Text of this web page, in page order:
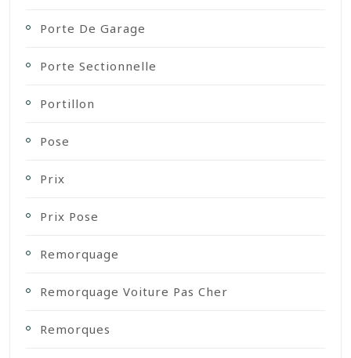
Porte De Garage
Porte Sectionnelle
Portillon
Pose
Prix
Prix Pose
Remorquage
Remorquage Voiture Pas Cher
Remorques